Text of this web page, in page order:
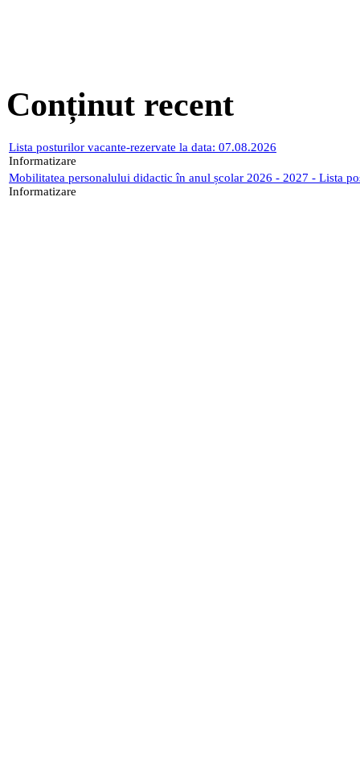
Conținut recent
Lista posturilor vacante-rezervate la data: 07.08.2026
Informatizare
Mobilitatea personalului didactic în anul școlar 2026 - 2027 - Lista
Informatizare